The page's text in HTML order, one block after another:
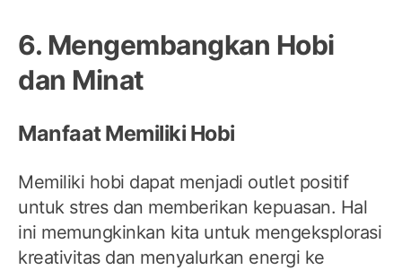
6. Mengembangkan Hobi
dan Minat
Manfaat Memiliki Hobi
Memiliki hobi dapat menjadi outlet positif
untuk stres dan memberikan kepuasan. Hal
ini memungkinkan kita untuk mengeksplorasi
kreativitas dan menyalurkan energi ke